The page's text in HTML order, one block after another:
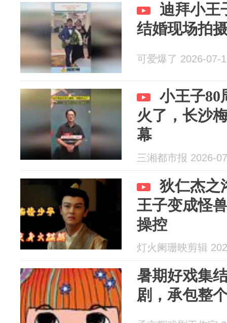
迪拜小王
结婚现场拍
可爱爆了 2026-07-
小王子80
火了，长沙
幕
三湘都市报 2026-
狄仁杰之
王子变成怪
操控
灯火阑珊映剪辑
暑期好戏集
剧，承包整